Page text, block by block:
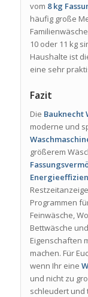
vom 8 kg
häufig große
10 oder 11 kg
Haushalte ist
eine sehr
Fazit
Die Bauknecht
moderne und
größerem
Programmen
Feinwäsche,
Bettwäsche
Eigenschaften
machen. Für
wenn Ihr eine
und nicht zu
schleudert und